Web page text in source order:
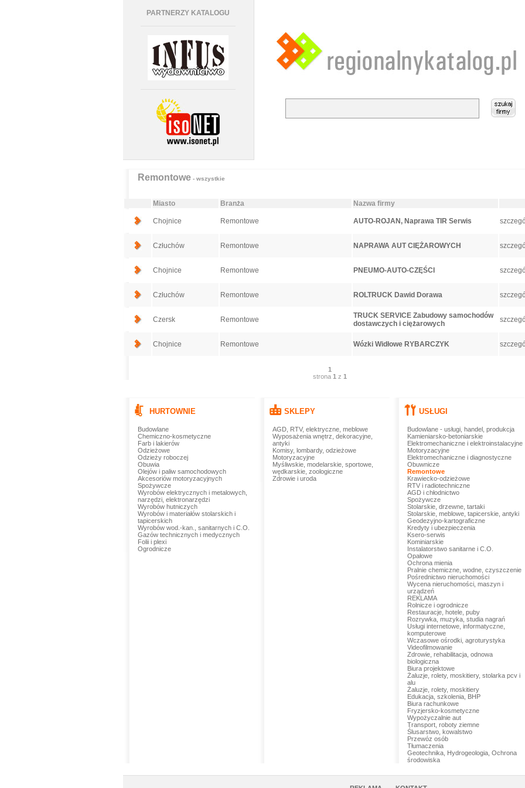
PARTNERZY KATALOGU
Remontowe- wszystkie
Miasto Branża Nazwa firmy
Chojnice Remontowe AUTO-ROJAN, Naprawa TIR Serwis
Człuchów Remontowe NAPRAWA AUT CIĘŻAROWYCH
Chojnice Remontowe PNEUMO-AUTO-CZĘŚCI
Człuchów Remontowe ROLTRUCK Dawid Dorawa
Czersk Remontowe
TRUCK SERVICE Zabudowy samochodów
dostawczych i ciężarowych
Chojnice Remontowe Wózki Widłowe RYBARCZYK
1
strona 1 z 1
HURTOWNIE
Budowlane
Chemiczno-kosmetyczne
Farb i lakierów
Odzieżowe
Odzieży roboczej
Obuwia
Olejów i paliw samochodowych
Akcesoriów motoryzacyjnych
Spożywcze
Wyrobów elektrycznych i metalowych,
narzędzi, elektronarzędzi
Wyrobów hutniczych
Wyrobów i materiałów stolarskich i
tapicerskich
Wyrobów wod.-kan., sanitarnych i C.O.
Gazów technicznych i medycznych
Folii i plexi
Ogrodnicze
SKLEPY
AGD, RTV, elektryczne, meblowe
Wyposażenia wnętrz, dekoracyjne,
antyki
Komisy, lombardy, odzieżowe
Motoryzacyjne
Myśliwskie, modelarskie, sportowe,
wędkarskie, zoologiczne
Zdrowie i uroda
USŁUGI
Budowlane - usługi, handel, produkcja
Kamieniarsko-betoniarskie
Elektromechaniczne i elektroinstalacyjne
Motoryzacyjne
Elektromechaniczne i diagnostyczne
Obuwnicze
Remontowe
Krawiecko-odzieżowe
RTV i radiotechniczne
AGD i chłodnictwo
Spożywcze
Stolarskie, drzewne, tartaki
Stolarskie, meblowe, tapicerskie, antyki
Geodezyjno-kartograficzne
Kredyty i ubezpieczenia
Ksero-serwis
Kominiarskie
Instalatorstwo sanitarne i C.O.
Opałowe
Ochrona mienia
Pralnie chemiczne, wodne, czyszczenie
Pośrednictwo nieruchomości
Wycena nieruchomości, maszyn i
urządzeń
REKLAMA
Rolnicze i ogrodnicze
Restauracje, hotele, puby
Rozrywka, muzyka, studia nagrań
Usługi internetowe, informatyczne,
komputerowe
Wczasowe ośrodki, agroturystyka
Videofilmowanie
Zdrowie, rehabilitacja, odnowa
biologiczna
Biura projektowe
Żaluzje, rolety, moskitiery, stolarka pcv i
alu
Żaluzje, rolety, moskitiery
Edukacja, szkolenia, BHP
Biura rachunkowe
Fryzjersko-kosmetyczne
Wypożyczalnie aut
Transport, roboty ziemne
Ślusarstwo, kowalstwo
Przewóz osób
Tłumaczenia
Geotechnika, Hydrogeologia, Ochrona
środowiska